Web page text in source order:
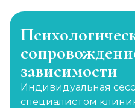
зависимости
Индивидуальная
специалистом